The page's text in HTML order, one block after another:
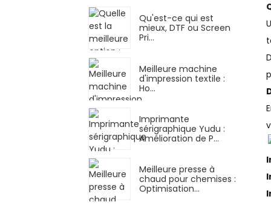
Qu'est-ce qui est
mieux, DTF ou Screen
Pri...
Meilleure machine
d'impression textile :
Ho...
Imprimante
sérigraphique Yudu :
Amélioration de P...
Meilleure presse à
chaud pour chemises :
Optimisation…